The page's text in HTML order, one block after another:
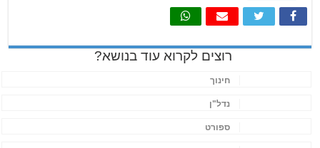
רוצים לקרוא עוד בנושא?
חינוך
נדל"ן
ספורט